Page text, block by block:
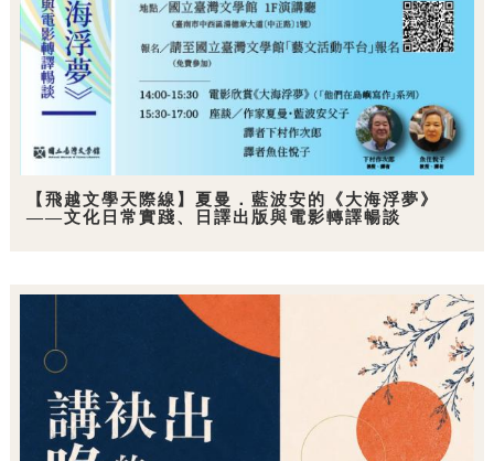
【飛越文學天際線】夏曼．藍波安的《大海浮夢》
——文化日常實踐、日譯出版與電影轉譯暢談